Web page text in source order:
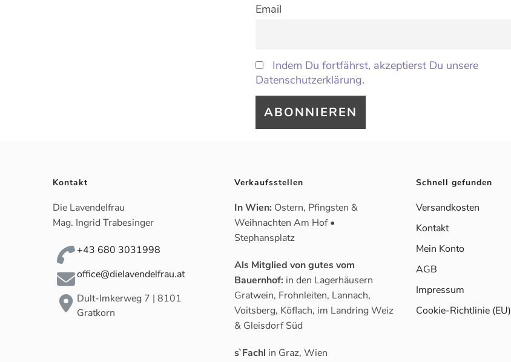
Email
Indem Du fortfährst, akzeptierst Du unsere
Datenschutzerklärung.
Kontakt
Die Lavendelfrau
Mag. Ingrid Trabesinger
+43 680 3031998
office@dielavendelfrau.at
Dult-Imkerweg 7 | 8101
Gratkorn
Verkaufsstellen
In Wien: Ostern, Pfingsten &
Weihnachten Am Hof •
Stephansplatz
Als Mitglied von gutes vom
Bauernhof: in den Lagerhäusern
Gratwein, Frohnleiten, Lannach,
Voitsberg, Köflach, im Landring Weiz
& Gleisdorf Süd
s`Fachl in Graz, Wien
Schnell gefunden
Versandkosten
Kontakt
Mein Konto
AGB
Impressum
Cookie-Richtlinie (EU)